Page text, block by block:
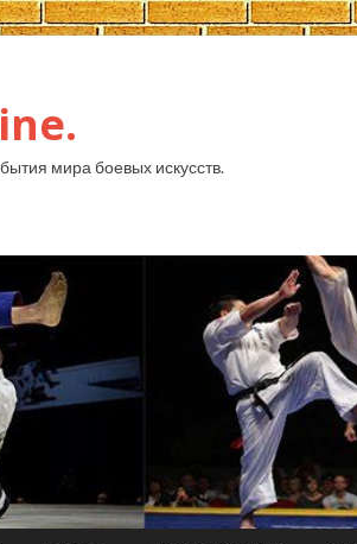
мира боевых искусств.